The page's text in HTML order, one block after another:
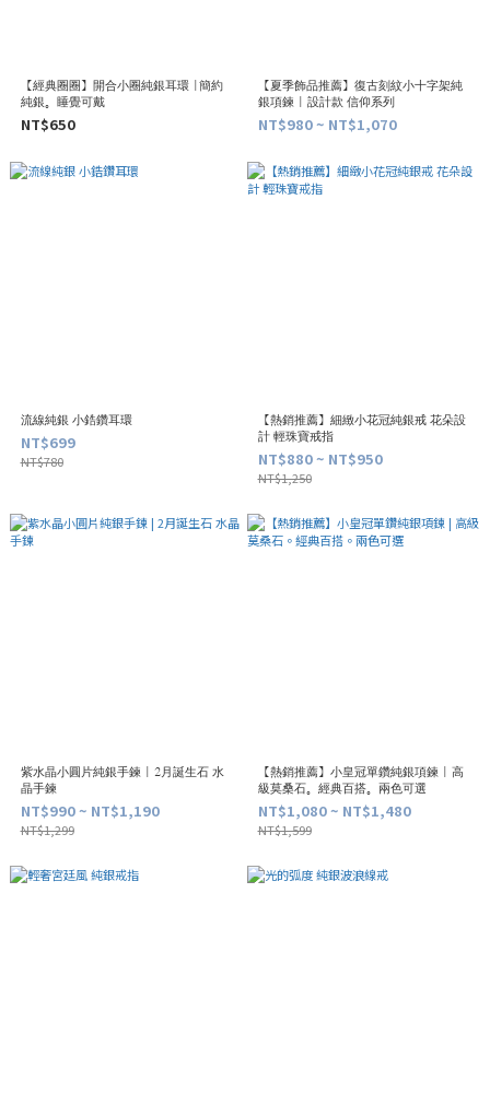
【經典圈圈】開合小圈純銀耳環 |簡約
純銀。睡覺可戴
NT$650
【夏季飾品推薦】復古刻紋小十字架純
銀項鍊 | 設計款 信仰系列
NT$980 ~ NT$1,070
流線純銀 小鋯鑽耳環
NT$699
NT$780
【熱銷推薦】細緻小花冠純銀戒 花朵設
計 輕珠寶戒指
NT$880 ~ NT$950
NT$1,250
紫水晶小圓片純銀手鍊 | 2月誕生石 水
晶手鍊
NT$990 ~ NT$1,190
NT$1,299
【熱銷推薦】小皇冠單鑽純銀項鍊 | 高
級莫桑石。經典百搭。兩色可選
NT$1,080 ~ NT$1,480
NT$1,599